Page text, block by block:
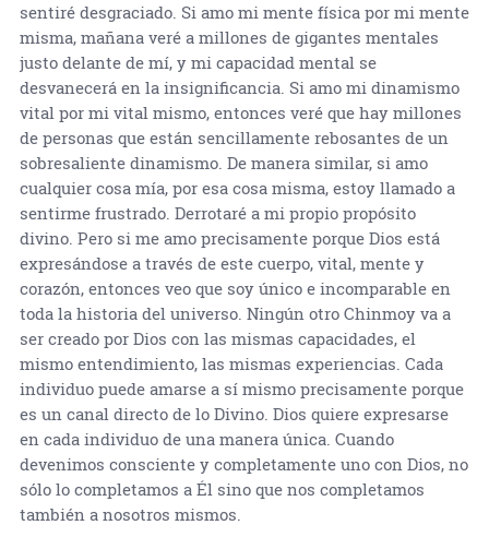
sentiré desgraciado. Si amo mi mente física por mi mente
misma, mañana veré a millones de gigantes mentales
justo delante de mí, y mi capacidad mental se
desvanecerá en la insignificancia. Si amo mi dinamismo
vital por mi vital mismo, entonces veré que hay millones
de personas que están sencillamente rebosantes de un
sobresaliente dinamismo. De manera similar, si amo
cualquier cosa mía, por esa cosa misma, estoy llamado a
sentirme frustrado. Derrotaré a mi propio propósito
divino. Pero si me amo precisamente porque Dios está
expresándose a través de este cuerpo, vital, mente y
corazón, entonces veo que soy único e incomparable en
toda la historia del universo. Ningún otro Chinmoy va a
ser creado por Dios con las mismas capacidades, el
mismo entendimiento, las mismas experiencias. Cada
individuo puede amarse a sí mismo precisamente porque
es un canal directo de lo Divino. Dios quiere expresarse
en cada individuo de una manera única. Cuando
devenimos consciente y completamente uno con Dios, no
sólo lo completamos a Él sino que nos completamos
también a nosotros mismos.